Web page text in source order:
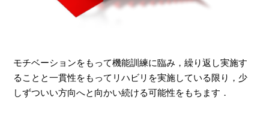
モチベーションをもって機能訓練に臨み，繰り返し実施す
ることと一貫性をもってリハビリを実施している限り，少
しずついい方向へと向かい続ける可能性をもちます．